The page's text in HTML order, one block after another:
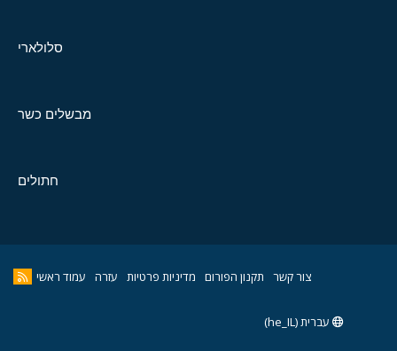
סלולארי
מבשלים כשר
חתולים
צור קשר תקנון הפורום מדיניות פרטיות עזרה עמוד ראשי
עברית (he_IL)